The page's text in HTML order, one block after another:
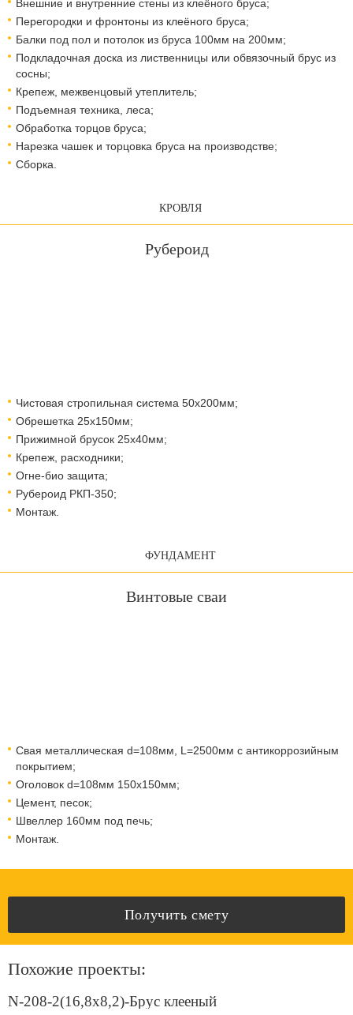
Внешние и внутренние стены из клеёного бруса;
Перегородки и фронтоны из клеёного бруса;
Балки под пол и потолок из бруса 100мм на 200мм;
Подкладочная доска из лиственницы или обвязочный брус из
сосны;
Крепеж, межвенцовый утеплитель;
Подъемная техника, леса;
Обработка торцов бруса;
Нарезка чашек и торцовка бруса на производстве;
Сборка.
КРОВЛЯ
Рубероид
Чистовая стропильная система 50х200мм;
Обрешетка 25х150мм;
Прижимной брусок 25х40мм;
Крепеж, расходники;
Огне-био защита;
Рубероид РКП-350;
Монтаж.
ФУНДАМЕНТ
Винтовые сваи
Свая металлическая d=108мм, L=2500мм с антикоррозийным
покрытием;
Оголовок d=108мм 150x150мм;
Цемент, песок;
Швеллер 160мм под печь;
Монтаж.
Получить смету
Похожие проекты:
N-208-2(16,8x8,2)-Брус клееный